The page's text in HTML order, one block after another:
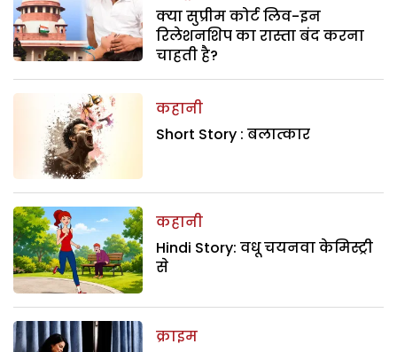
क्या सुप्रीम कोर्ट लिव-इन
रिलेशनशिप का रास्ता बंद करना
चाहती है?
कहानी
Short Story : बलात्कार
कहानी
Hindi Story: वधू चयनवा केमिस्ट्री
से
क्राइम